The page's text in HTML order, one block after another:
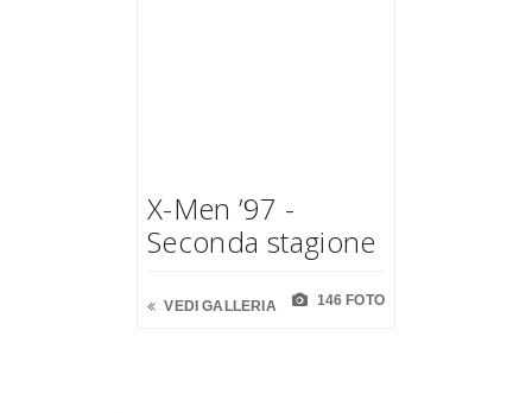
X-Men ’97 -
Seconda stagione
VEDI GALLERIA 146 FOTO